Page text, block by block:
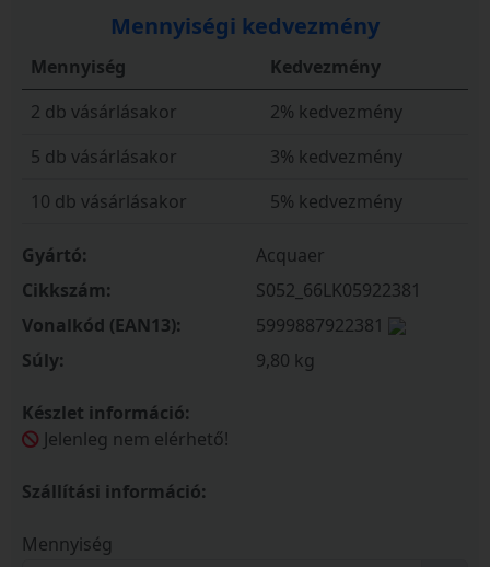
Mennyiségi kedvezmény
Mennyiség
Kedvezmény
2 db vásárlásakor
2% kedvezmény
5 db vásárlásakor
3% kedvezmény
10 db vásárlásakor
5% kedvezmény
Gyártó:
Acquaer
Cikkszám:
S052_66LK05922381
Vonalkód (EAN13):
5999887922381
Súly:
9,80 kg
Készlet információ:
Jelenleg nem elérhető!
Szállítási információ:
Mennyiség